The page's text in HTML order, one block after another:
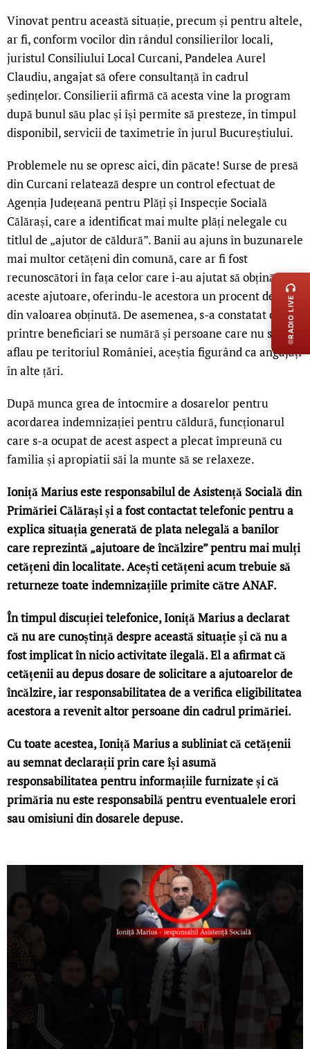
Vinovat pentru această situație, precum și pentru altele,
ar fi, conform vocilor din rândul consilierilor locali,
juristul Consiliului Local Curcani, Pandelea Aurel
Claudiu, angajat să ofere consultanță în cadrul
ședințelor. Consilierii afirmă că acesta vine la program
după bunul său plac și își permite să presteze, în timpul
disponibil, servicii de taximetrie în jurul Bucureștiului.
Problemele nu se opresc aici, din păcate! Surse de presă
din Curcani relatează despre un control efectuat de
Agenția Județeană pentru Plăți și Inspecție Socială
Călărași, care a identificat mai multe plăți nelegale cu
titlul de „ajutor de căldură”. Banii au ajuns în buzunarele
mai multor cetățeni din comună, care ar fi fost
recunoscători în fața celor care i-au ajutat să obțină
aceste ajutoare, oferindu-le acestora un procent de 30%
din valoarea obținută. De asemenea, s-a constatat că
printre beneficiari se numără și persoane care nu se
aflau pe teritoriul României, aceștia figurând ca angajați
în alte țări.
După munca grea de întocmire a dosarelor pentru
acordarea indemnizației pentru căldură, funcționarul
care s-a ocupat de acest aspect a plecat împreună cu
familia și apropiatii săi la munte să se relaxeze.
Ioniță Marius este responsabilul de Asistență Socială din
Primăriei Călărași și a fost contactat telefonic pentru a
explica situația generată de plata nelegală a banilor
care reprezintă „ajutoare de încălzire” pentru mai mulți
cetățeni din localitate. Acești cetățeni acum trebuie să
returneze toate indemnizațiile primite către ANAF.
În timpul discuției telefonice, Ioniță Marius a declarat
că nu are cunoștință despre această situație și că nu a
fost implicat în nicio activitate ilegală. El a afirmat că
cetățenii au depus dosare de solicitare a ajutoarelor de
încălzire, iar responsabilitatea de a verifica eligibilitatea
acestora a revenit altor persoane din cadrul primăriei.
Cu toate acestea, Ioniță Marius a subliniat că cetățenii
au semnat declarații prin care își asumă
responsabilitatea pentru informațiile furnizate și că
primăria nu este responsabilă pentru eventualele erori
sau omisiuni din dosarele depuse.
RADIO LIVE